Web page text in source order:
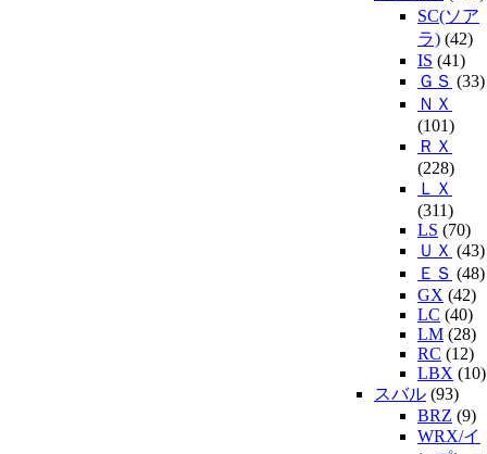
SC(ソア
ラ) (42)
IS (41)
ＧＳ (33)
ＮＸ
(101)
ＲＸ
(228)
ＬＸ
(311)
LS (70)
ＵＸ (43)
ＥＳ (48)
GX (42)
LC (40)
LM (28)
RC (12)
LBX (10)
スバル (93)
BRZ (9)
WRX/イ